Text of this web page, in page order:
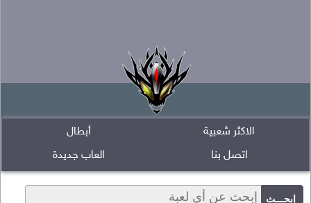
أبطال
الاكثر شعبية
العاب جديدة
اتصل بنا